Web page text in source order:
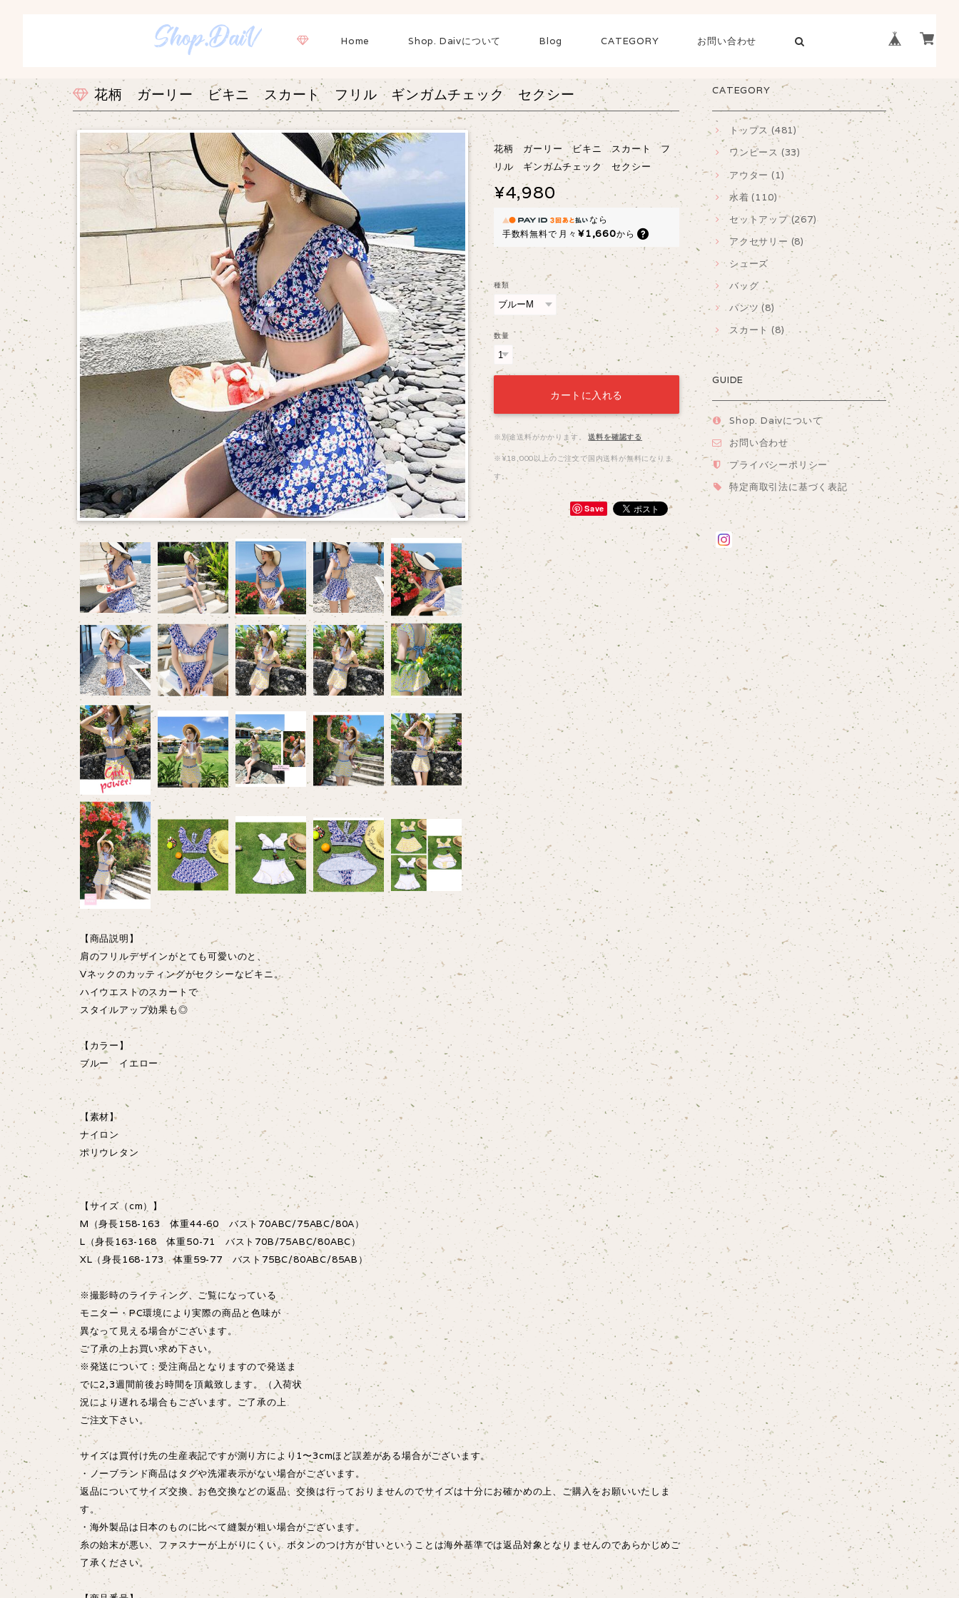
Home Shop. Daivについて Blog CATEGORY お問い合わせ
花柄 ガーリー ビキニ スカート フリル ギンガムチェック セクシー
花柄 ガーリー ビキニ スカート フ
リル ギンガムチェック セクシー
¥4,980
なら
手数料無料で 月々 ¥1,660から
種類
数量
カートに入れる
※別途送料がかかります。 送料を確認する
※¥18,000以上のご注文で国内送料が無料になりま
す。
Save
【商品説明】
肩のフリルデザインがとても可愛いのと、
Vネックのカッティングがセクシーなビキニ。
ハイウエストのスカートで
スタイルアップ効果も◎
【カラー】
ブルー イエロー
【素材】
ナイロン
ポリウレタン
【サイズ（cm）】
M（身長158-163 体重44-60 バスト70ABC/75ABC/80A）
L（身長163-168 体重50-71 バスト70B/75ABC/80ABC）
XL（身長168-173 体重59-77 バスト75BC/80ABC/85AB）
※撮影時のライティング、ご覧になっている
モニター・PC環境により実際の商品と色味が
異なって見える場合がございます。
ご了承の上お買い求め下さい。
※発送について：受注商品となりますので発送ま
でに2,3週間前後お時間を頂戴致します。（入荷状
況により遅れる場合もございます。ご了承の上
ご注文下さい。
サイズは買付け先の生産表記ですが測り方により1〜3cmほど誤差がある場合がございます。
・ノーブランド商品はタグや洗濯表示がない場合がございます。
返品についてサイズ交換、お色交換などの返品、交換は行っておりませんのでサイズは十分にお確かめの上、ご購入をお願いいたしま
す。
・海外製品は日本のものに比べて縫製が粗い場合がございます。
糸の始末が悪い、ファスナーが上がりにくい、ボタンのつけ方が甘いということは海外基準では返品対象となりませんのであらかじめご
了承ください。
CATEGORY
トップス (481)
ワンピース (33)
アウター (1)
水着 (110)
セットアップ (267)
アクセサリー (8)
シューズ
バッグ
パンツ (8)
スカート (8)
GUIDE
Shop. Daivについて
お問い合わせ
プライバシーポリシー
特定商取引法に基づく表記